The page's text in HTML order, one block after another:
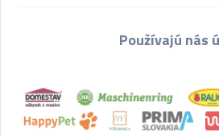
Používajú nás